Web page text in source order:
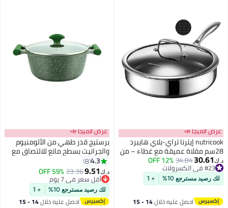
عرض الميجا 📣
nutricook إيترنا تراي-بلاي هايبرد
28سم مقلاة عميقة مع غطاء – من
الفولاذ المقاوم للصدأ وطلاء
السيراميك، آمنة للأدوات المعدنية،
صالحة للاستخدام في الفرن وغسالة
الصحون، ومتوافقة مع الحث وجميع
أنواع المواقد
د.ك‏30.61
34.84
12% OFF
#23 في الكسرولات
#23 في الكسرولات
لك رصيد مسترجع 10% + 1
احصل عليه خلال 14 - 15
عرض الميجا 📣
برستيج قدر طهي من الألومنيوم
والجرانيت بسطح مانع للالتصاق مع
غطاء أخضر/ شفاف
4.3
8
د.ك‏9.51
23.36
59% OFF
أقل سعر في 7 يوم
أقل سعر في 7 يوم
لك رصيد مسترجع 10% + 1
احصل عليه خلال 14 - 15